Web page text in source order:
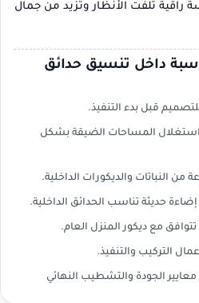
راقية تلفت الأنظار وتزيد من جمال
داخل تنسيق حدائق
قبل بدء التنفيذ.
استغلال المساحات الضيقة بشكل
من النباتات والديكورات الداخلية.
حديثة تناسب الحدائق الداخلية.
مع ديكور المنزل العام.
التركيب والتنفيذ.
معايير الجودة والتشطيب النهائي